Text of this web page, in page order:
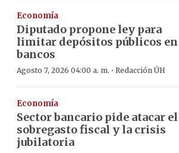
Economía
Diputado propone ley para
limitar depósitos públicos en
bancos
Agosto 7, 2026 04:00 a. m. · Redacción ÚH
Economía
Sector bancario pide atacar el
sobregasto fiscal y la crisis
jubilatoria